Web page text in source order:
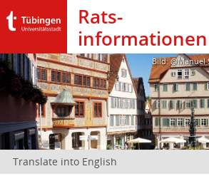
Rats­
informationen
Bild: @Manuel
Translate into English